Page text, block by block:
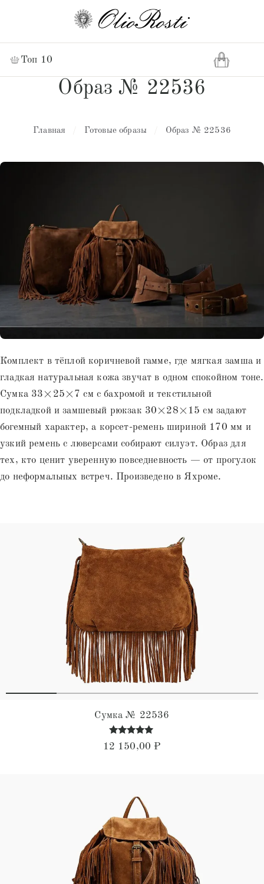
Топ 10
Образ № 22536
Главная Готовые образы Образ № 22536
Комплект в тёплой коричневой гамме, где мягкая замша и
гладкая натуральная кожа звучат в одном спокойном тоне.
Сумка 33×25×7 см с бахромой и текстильной
подкладкой и замшевый рюкзак 30×28×15 см задают
богемный характер, а корсет-ремень шириной 170 мм и
узкий ремень с люверсами собирают силуэт. Образ для
тех, кто ценит уверенную повседневность — от прогулок
до неформальных встреч. Произведено в Яхроме.
Сумка № 22536
Оценка
4.78
12 150,00 ₽